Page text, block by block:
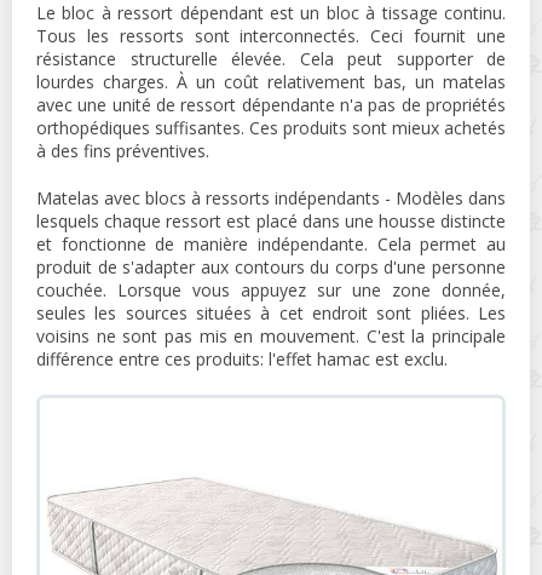
Le bloc à ressort dépendant est un bloc à tissage continu.
Tous les ressorts sont interconnectés. Ceci fournit une
résistance structurelle élevée. Cela peut supporter de
lourdes charges. À un coût relativement bas, un matelas
avec une unité de ressort dépendante n'a pas de propriétés
orthopédiques suffisantes. Ces produits sont mieux achetés
à des fins préventives.
Matelas avec blocs à ressorts indépendants - Modèles dans
lesquels chaque ressort est placé dans une housse distincte
et fonctionne de manière indépendante. Cela permet au
produit de s'adapter aux contours du corps d'une personne
couchée. Lorsque vous appuyez sur une zone donnée,
seules les sources situées à cet endroit sont pliées. Les
voisins ne sont pas mis en mouvement. C'est la principale
différence entre ces produits: l'effet hamac est exclu.